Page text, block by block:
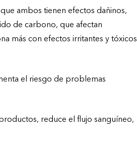
ambos tienen efectos dañinos,
de carbono, que afectan
más con efectos irritantes y tóxicos
el riesgo de problemas
reduce el flujo sanguíneo,